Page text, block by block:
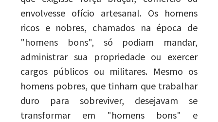
envolvesse ofício artesanal. Os homens
ricos e nobres, chamados na época de
"homens bons", só podiam mandar,
administrar sua propriedade ou exercer
cargos públicos ou militares. Mesmo os
homens pobres, que tinham que trabalhar
duro para sobreviver, desejavam se
transformar em "homens bons" e